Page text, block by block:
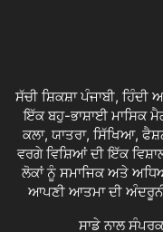
ਸੱਚੀ ਸ਼ਿਕਸ਼ਾ ਪੰਜਾਬੀ, ਹਿੰਦੀ
ਇੱਕ ਬਹੁ-ਭਾਸ਼ਾਈ ਮਾਸਿਕ
ਕਲਾ, ਯਾਤਰਾ, ਸਿੱਖਿਆ,
ਵਰਗੇ ਵਿਸ਼ਿਆਂ ਦੀ ਇੱਕ
ਲੋਕਾਂ ਨੂੰ ਸਮਾਜਿਕ ਅਤੇ
ਆਪਣੀ ਆਤਮਾ ਦੀ
ਸਾਡੇ ਨਾਲ